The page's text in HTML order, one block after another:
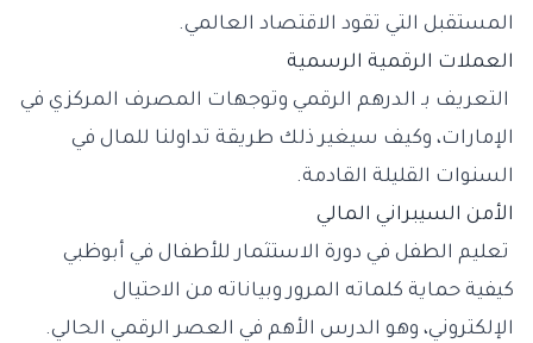
المستقبل التي تقود الاقتصاد العالمي.
العملات الرقمية الرسمية
التعريف بـ الدرهم الرقمي وتوجهات المصرف المركزي في
الإمارات، وكيف سيغير ذلك طريقة تداولنا للمال في
السنوات القليلة القادمة.
الأمن السيبراني المالي
تعليم الطفل في دورة الاستثمار للأطفال في أبوظبي
كيفية حماية كلماته المرور وبياناته من الاحتيال
الإلكتروني، وهو الدرس الأهم في العصر الرقمي الحالي.